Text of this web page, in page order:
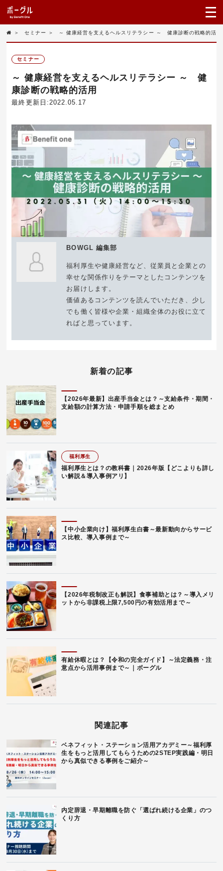
＞ セミナー ＞ ～ 健康経営を支えるヘルスリテラシー ～ 健康診断の戦略的活用
セミナー
～ 健康経営を支えるヘルスリテラシー ～ 健
康診断の戦略的活用
最終更新日:2022.05.17
BOWGL 編集部
福利厚生や健康経営など、従業員と企業との
幸せな関係作りをテーマとしたコンテンツを
お届けします。
価値あるコンテンツを読んでいただき、少し
でも働く皆様や企業・組織全体のお役に立て
ればと思っています。
新着の記事
【2026年最新】出産手当金とは？～支給条件・期間・
支給額の計算方法・申請手順を総まとめ
福利厚生
福利厚生とは？の教科書｜2026年版【どこよりも詳し
い解説＆導入事例アリ】
【中小企業向け】福利厚生白書～最新動向からサービ
ス比較、導入事例まで～
【2026年税制改正も解説】食事補助とは？～導入メリ
ットから非課税上限7,500円の有効活用まで～
有給休暇とは？【令和の完全ガイド】～法定義務・注
意点から活用事例まで～｜ボーグル
関連記事
ベネフィット・ステーション活用アカデミー～福利厚
生をもっと活用してもらうための2STEP実践編・明日
から真似できる事例をご紹介～
内定辞退・早期離職を防ぐ「選ばれ続ける企業」のつ
くり方